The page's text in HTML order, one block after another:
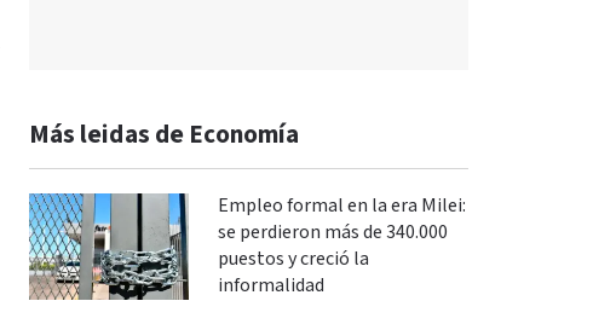
Más leidas de Economía
Empleo formal en la era Milei:
se perdieron más de 340.000
puestos y creció la
informalidad